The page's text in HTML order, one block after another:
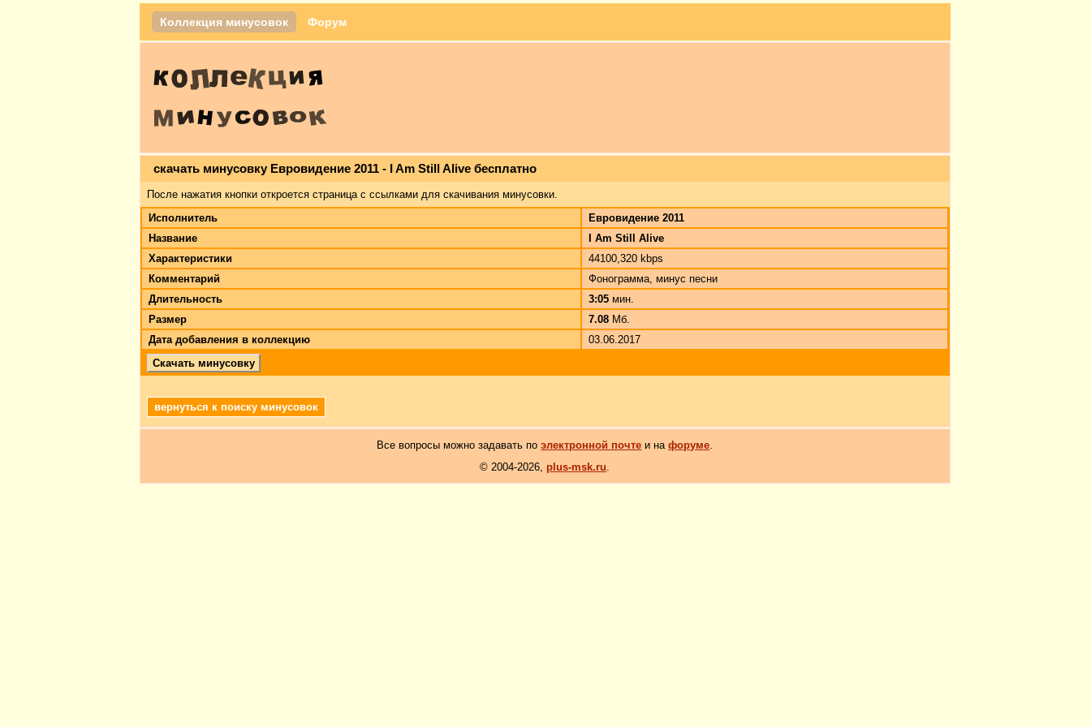
Коллекция минусовок Форум
скачать минусовку Евровидение 2011 - I Am Still Alive бесплатно
После нажатия кнопки откроется страница с ссылками для скачивания минусовки.
Исполнитель
Евровидение 2011
Название
I Am Still Alive
Характеристики
44100,320 kbps
Комментарий
Фонограмма, минус песни
Длительность
3:05 мин.
Размер
7.08 Мб.
Дата добавления в коллекцию
03.06.2017
Скачать минусовку
вернуться к поиску минусовок
Все вопросы можно задавать поэлектронной почте и нафоруме.
© 2004-2026, plus-msk.ru.